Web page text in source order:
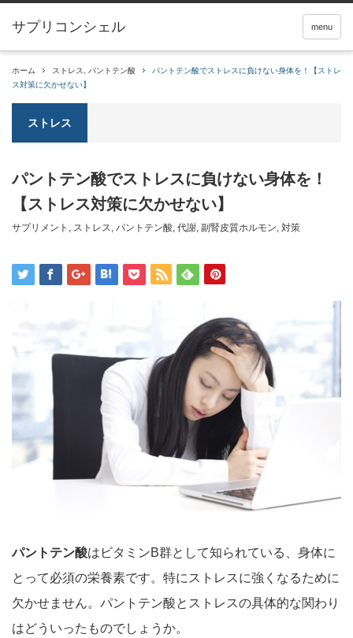
サプリコンシェル menu
ホーム ストレス パントテン酸
パントテン酸でストレスに負けない身体を！【ストレ
ス対策に欠かせない】
ストレス
パントテン酸でストレスに負けない身体を！
【ストレス対策に欠かせない】
サプリメント , ストレス, パントテン酸, 代謝, 副腎皮質ホルモン, 対策
パントテン酸はビタミ ンB群として知られている、身体に
とって必須の栄養素です。特にストレスに強くなるために
欠かせません。パントテン酸とストレスの具体的な関わり
はどういったものでしょうか。